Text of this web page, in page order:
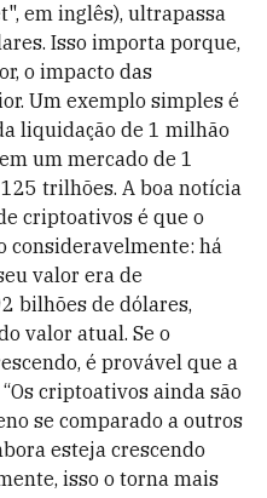
em inglês), ultrapassa
Isso importa porque,
o impacto das
Um exemplo simples é
liquidação de 1 milhão
um mercado de 1
trilhões. A boa notícia
criptoativos é que o
consideravelmente: há
valor era de
bilhões de dólares,
valor atual. Se o
é provável que a
criptoativos ainda são
se comparado a outros
esteja crescendo
isso o torna mais